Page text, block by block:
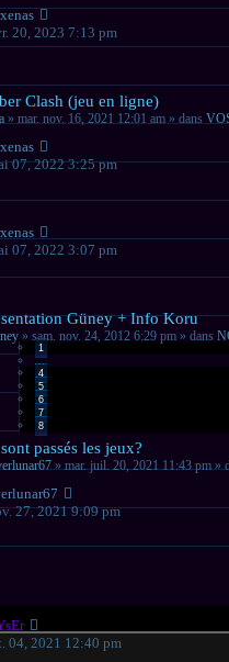
20, 2023 7:13 pm
Clash (jeu en ligne)
» mar. nov. 16, 2021 12:01 am » dans
07, 2022 3:25 pm
07, 2022 3:07 pm
Güney + Info Koru
» sam. nov. 24, 2012 6:29 pm » dans
1
…
4
5
6
7
8
passés les jeux?
» mar. juil. 20, 2021 11:43 pm »
27, 2021 9:09 pm
04, 2021 12:40 pm